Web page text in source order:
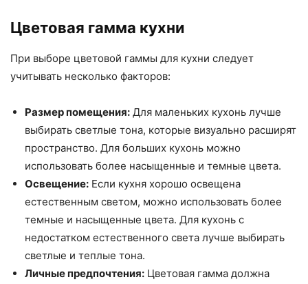
Цветовая гамма кухни
При выборе цветовой гаммы для кухни следует
учитывать несколько факторов:
Размер помещения: Для маленьких кухонь лучше
выбирать светлые тона, которые визуально расширят
пространство. Для больших кухонь можно
использовать более насыщенные и темные цвета.
Освещение: Если кухня хорошо освещена
естественным светом, можно использовать более
темные и насыщенные цвета. Для кухонь с
недостатком естественного света лучше выбирать
светлые и теплые тона.
Личные предпочтения: Цветовая гамма должна